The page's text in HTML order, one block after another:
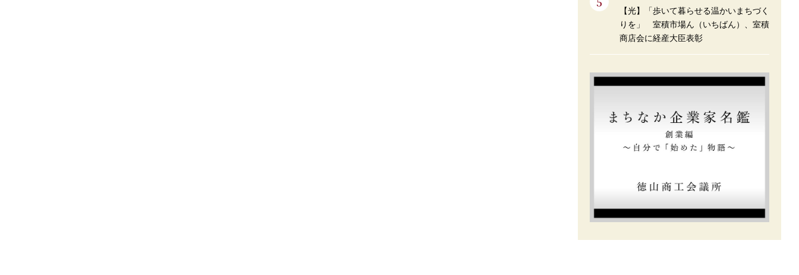
【光】「歩いて暮らせる温かいまちづく
りを」 室積市場ん（いちばん）、室積
商店会に経産大臣表彰